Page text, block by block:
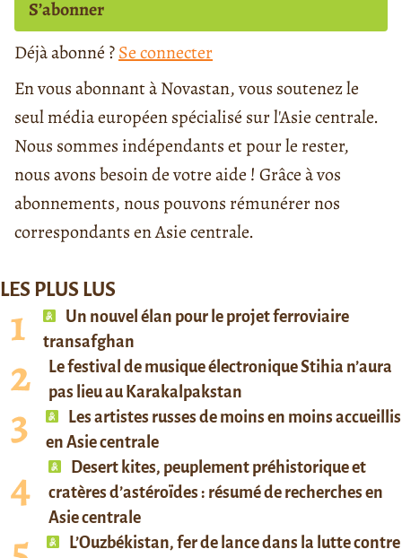
S’abonner
Déjà abonné ?Se connecter
En vous abonnant à Novastan, vous soutenez le
seul média européen spécialisé sur l'Asie centrale.
Nous sommes indépendants et pour le rester,
nous avons besoin de votre aide ! Grâce à vos
abonnements, nous pouvons rémunérer nos
correspondants en Asie centrale.
LES PLUS LUS
Un nouvel élan pour le projet ferroviaire
transafghan
Le festival de musique électronique Stihia n’aura
pas lieu au Karakalpakstan
Les artistes russes de moins en moins accueillis
en Asie centrale
Desert kites, peuplement préhistorique et
cratères d’astéroïdes : résumé de recherches en
Asie centrale
L’Ouzbékistan, fer de lance dans la lutte contre